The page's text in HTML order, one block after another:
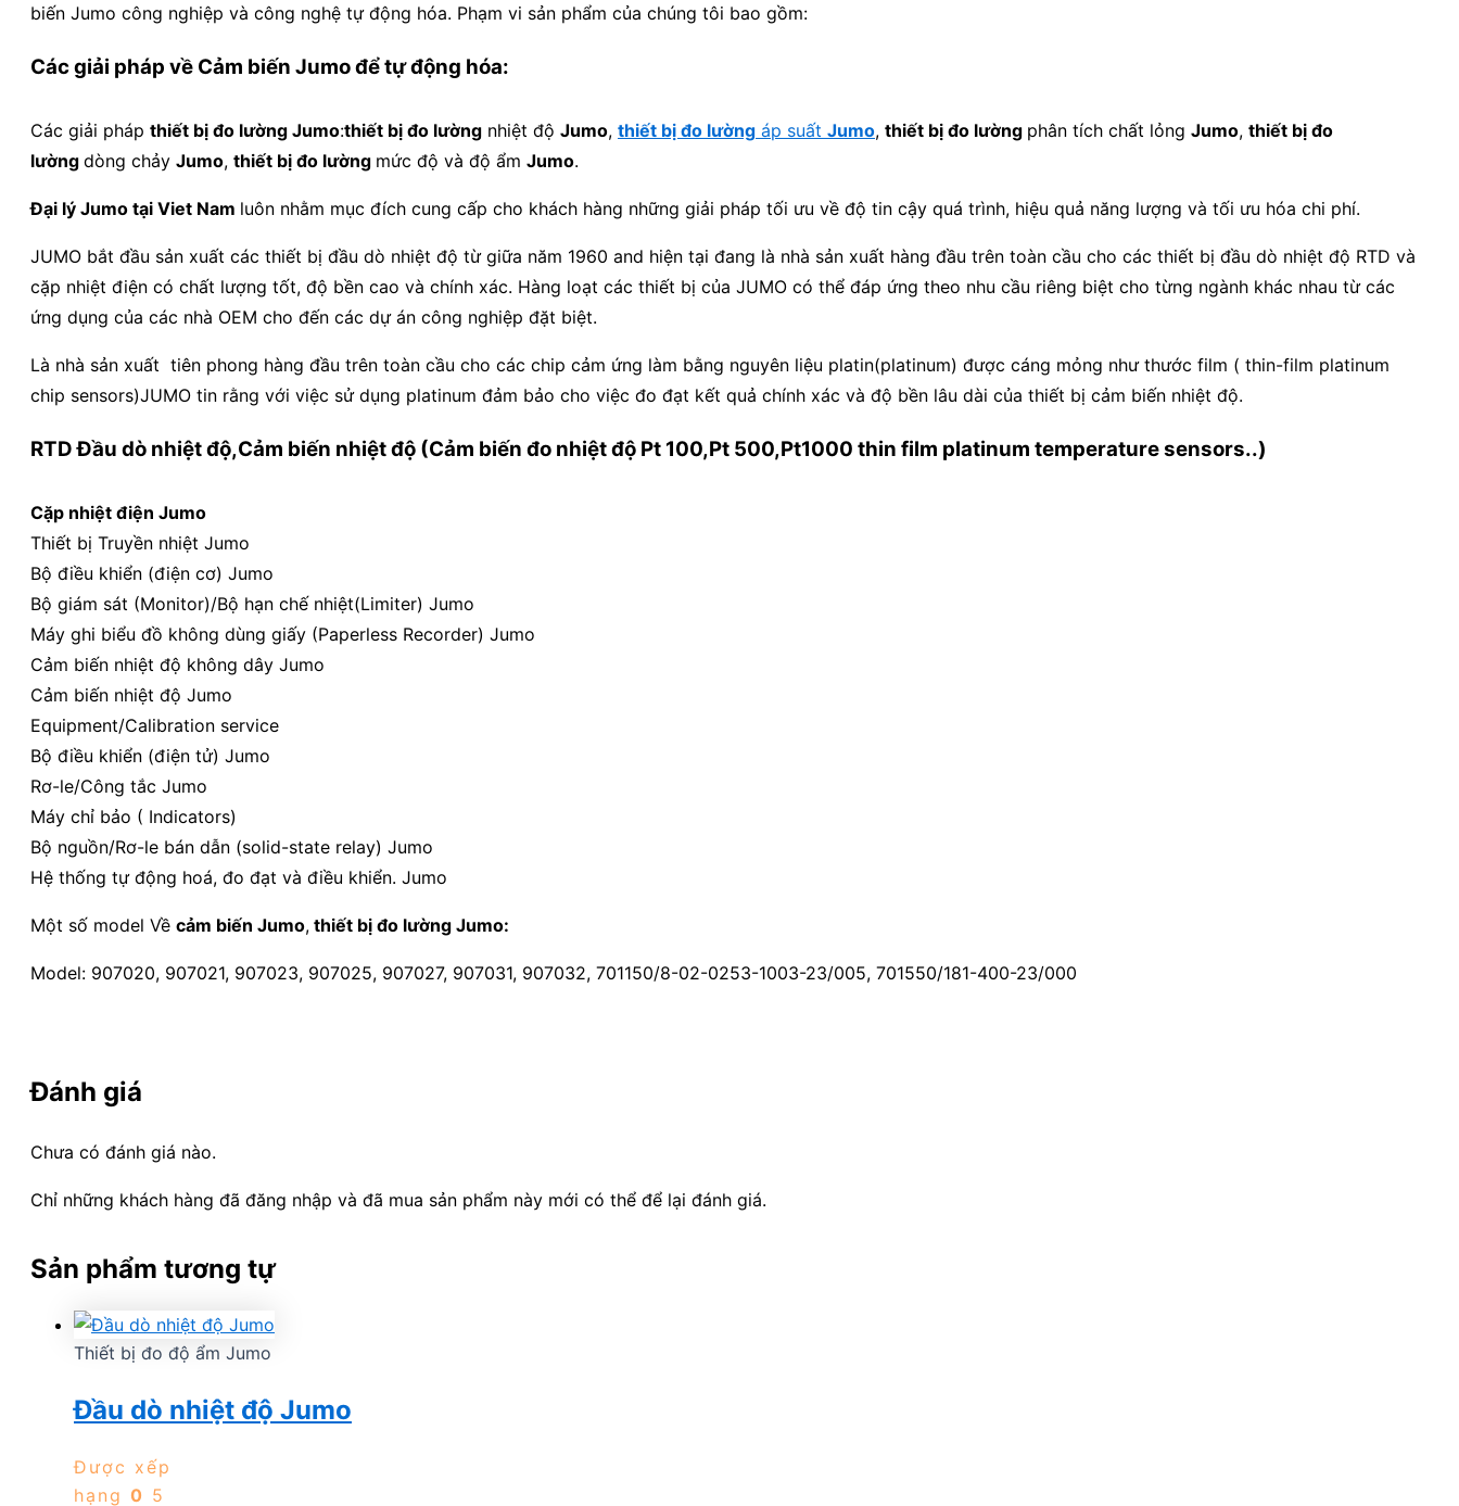
biến Jumo công nghiệp và công nghệ tự động hóa. Phạm vi sản phẩm của chúng tôi bao gồm:
Các giải pháp về Cảm biến Jumođể tự động hóa:
Các giải pháp thiết bị đo lường Jumo:thiết bị đo lường nhiệt độ Jumo, thiết bị đo lường áp suất Jumo, thiết bị đo lường phân tích chất lỏng Jumo, thiết bị đo
lường dòng chảy Jumo, thiết bị đo lường mức độ và độ ẩm Jumo.
Đại lý Jumo tại Viet Nam luôn nhằm mục đích cung cấp cho khách hàng những giải pháp tối ưu về độ tin cậy quá trình, hiệu quả năng lượng và tối ưu hóa chi phí.
JUMO bắt đầu sản xuất các thiết bị đầu dò nhiệt độ từ giữa năm 1960 and hiện tại đang là nhà sản xuất hàng đầu trên toàn cầu cho các thiết bị đầu dò nhiệt độ RTD và
cặp nhiệt điện có chất lượng tốt, độ bền cao và chính xác. Hàng loạt các thiết bị của JUMO có thể đáp ứng theo nhu cầu riêng biệt cho từng ngành khác nhau từ các
ứng dụng của các nhà OEM cho đến các dự án công nghiệp đặt biệt.
Là nhà sản xuất tiên phong hàng đầu trên toàn cầu cho các chip cảm ứng làm bằng nguyên liệu platin(platinum) được cáng mỏng như thước film ( thin-film platinum
chip sensors)JUMO tin rằng với việc sử dụng platinum đảm bảo cho việc đo đạt kết quả chính xác và độ bền lâu dài của thiết bị cảm biến nhiệt độ.
RTD Đầu dò nhiệt độ,Cảm biến nhiệt độ (Cảm biến đo nhiệt độ Pt 100,Pt 500,Pt1000 thin film platinum temperature sensors..)
Cặp nhiệt điện Jumo
Thiết bị Truyền nhiệt Jumo
Bộ điều khiển (điện cơ) Jumo
Bộ giám sát (Monitor)/Bộ hạn chế nhiệt(Limiter) Jumo
Máy ghi biểu đồ không dùng giấy (Paperless Recorder) Jumo
Cảm biến nhiệt độ không dây Jumo
Cảm biến nhiệt độ Jumo
Equipment/Calibration service
Bộ điều khiển (điện tử) Jumo
Rơ-le/Công tắc Jumo
Máy chỉ bảo ( Indicators)
Bộ nguồn/Rơ-le bán dẫn (solid-state relay) Jumo
Hệ thống tự động hoá, đo đạt và điều khiển. Jumo
Một số model Về cảm biến Jumo, thiết bị đo lường Jumo:
Model: 907020, 907021, 907023, 907025, 907027, 907031, 907032, 701150/8-02-0253-1003-23/005, 701550/181-400-23/000
Đánh giá
Chưa có đánh giá nào.
Chỉ những khách hàng đã đăng nhập và đã mua sản phẩm này mới có thể để lại đánh giá.
Sản phẩm tương tự
Thiết bị đo độ ẩm Jumo
Đầu dò nhiệt độ Jumo
Được xếp
hạng 0 5